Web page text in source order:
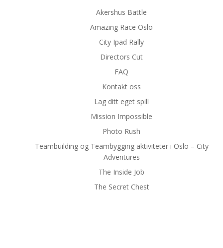
Akershus Battle
Amazing Race Oslo
City Ipad Rally
Directors Cut
FAQ
Kontakt oss
Lag ditt eget spill
Mission Impossible
Photo Rush
Teambuilding og Teambygging aktiviteter i Oslo – City
Adventures
The Inside Job
The Secret Chest